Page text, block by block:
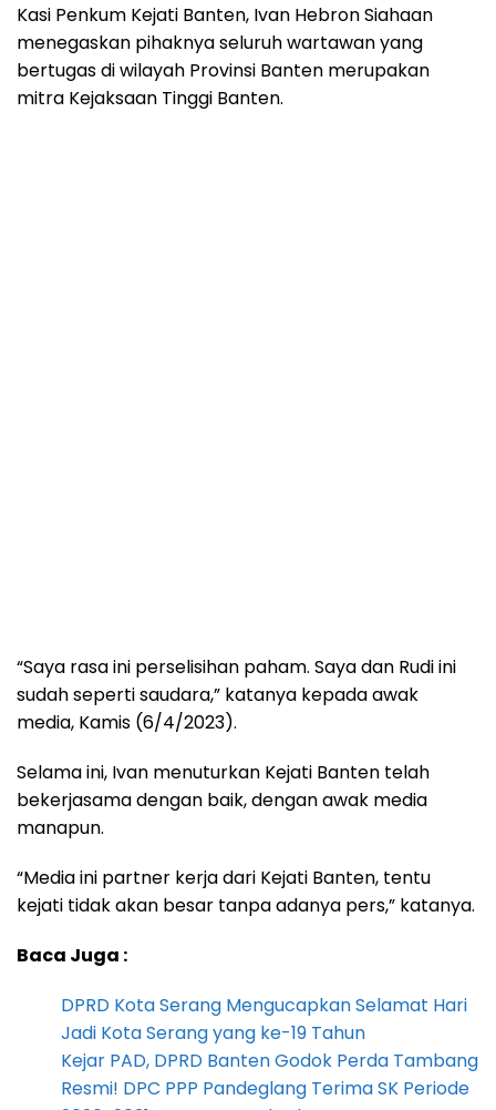
Kasi Penkum Kejati Banten, Ivan Hebron Siahaan
menegaskan pihaknya seluruh wartawan yang
bertugas di wilayah Provinsi Banten merupakan
mitra Kejaksaan Tinggi Banten.
“Saya rasa ini perselisihan paham. Saya dan Rudi ini
sudah seperti saudara,” katanya kepada awak
media, Kamis (6/4/2023).
Selama ini, Ivan menuturkan Kejati Banten telah
bekerjasama dengan baik, dengan awak media
manapun.
“Media ini partner kerja dari Kejati Banten, tentu
kejati tidak akan besar tanpa adanya pers,” katanya.
Baca Juga :
DPRD Kota Serang Mengucapkan Selamat Hari
Jadi Kota Serang yang ke-19 Tahun
Kejar PAD, DPRD Banten Godok Perda Tambang
Resmi! DPC PPP Pandeglang Terima SK Periode